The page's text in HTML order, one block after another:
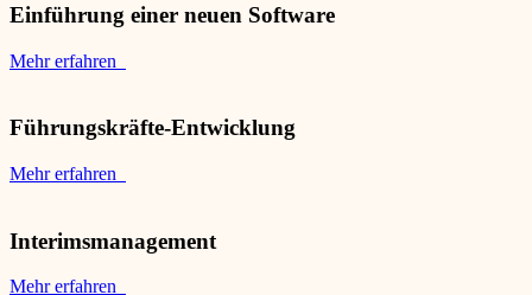
Einführung einer neuen Software
Mehr erfahren
Führungskräfte-Entwicklung
Mehr erfahren
Interimsmanagement
Mehr erfahren